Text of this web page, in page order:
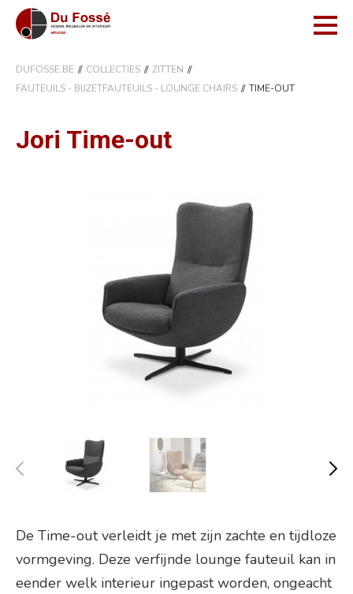
DUFOSSE.BE COLLECTIES
ZITTEN
FAUTEUILS - BIJZETFAUTEUILS - LOUNGE CHAIRS
TIME-OUT
Jori Time-out
De Time-out verleidt je met zijn zachte en tijdloze
vormgeving. Deze verfijnde lounge fauteuil kan in
eender welk interieur ingepast worden, ongeacht